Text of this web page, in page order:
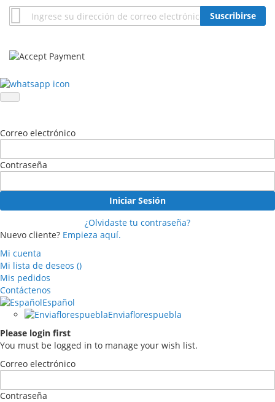
Suscríbase
al
informativo:
Suscribirse
Correo electrónico
Contraseña
Iniciar Sesión
¿Olvidaste tu contraseña?
Nuevo cliente? Empieza aquí.
Mi cuenta
Mi lista de deseos ()
Mis pedidos
Contáctenos
Español
Enviaflorespuebla
Please login first
You must be logged in to manage your wish list.
Correo electrónico
Contraseña